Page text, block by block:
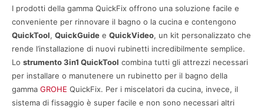
I prodotti della gamma QuickFix offrono una soluzione facile e
conveniente per rinnovare il bagno o la cucina e contengono
QuickTool, QuickGuide e QuickVideo, un kit personalizzato che
rende l’installazione di nuovi rubinetti incredibilmente semplice.
Lo strumento 3in1 QuickTool combina tutti gli attrezzi necessari
per installare o manutenere un rubinetto per il bagno della
gamma GROHE QuickFix. Per i miscelatori da cucina, invece, il
sistema di fissaggio è super facile e non sono necessari altri